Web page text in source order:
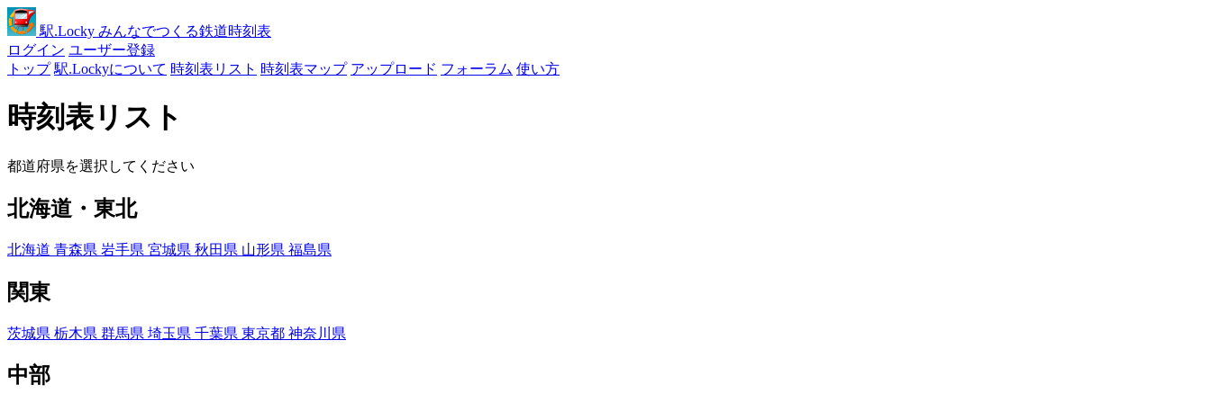
駅.Locky みんなでつくる鉄道時刻表
ログイン ユーザー登録
トップ 駅.Lockyについて 時刻表リスト 時刻表マップ アップロード フォーラム 使い方
時刻表リスト
都道府県を選択してください
北海道・東北
北海道 青森県 岩手県 宮城県 秋田県 山形県 福島県
関東
茨城県 栃木県 群馬県 埼玉県 千葉県 東京都 神奈川県
中部